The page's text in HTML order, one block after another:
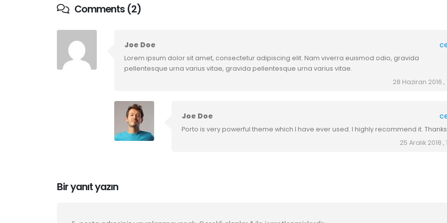
Comments (2)
Joe Doe
Lorem ipsum dolor sit amet, consectetur adipiscing elit. Nam viverra euismod odio, gravida
pellentesque urna varius vitae, gravida pellentesque urna varius vitae.
28 Haziran 2016 ,
Joe Doe
Porto is very powerful theme which I have ever used. I highly recommend it.
25 Aralık 2018 ,
Bir yanıt yazın